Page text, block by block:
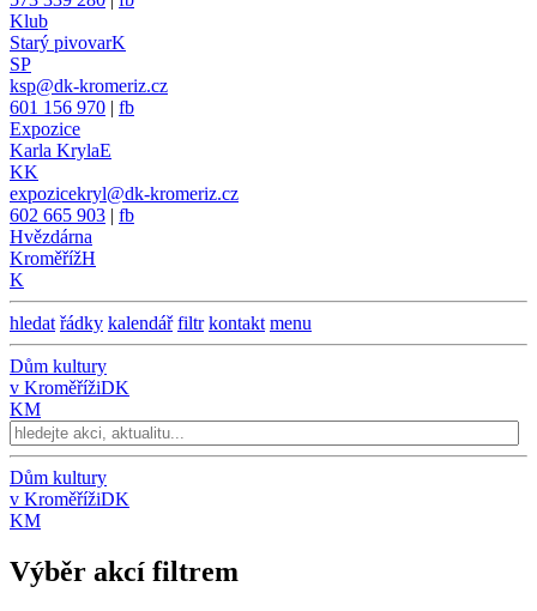
Klub
Starý pivovarK
SP
ksp@dk-kromeriz.cz
601 156 970 | fb
Expozice
Karla KrylaE
KK
expozicekryl@dk-kromeriz.cz
602 665 903 | fb
Hvězdárna
KroměřížH
K
hledat řádky kalendář filtr kontakt menu
Dům kultury
v KroměřížiDK
KM
Dům kultury
v KroměřížiDK
KM
Výběr akcí filtrem